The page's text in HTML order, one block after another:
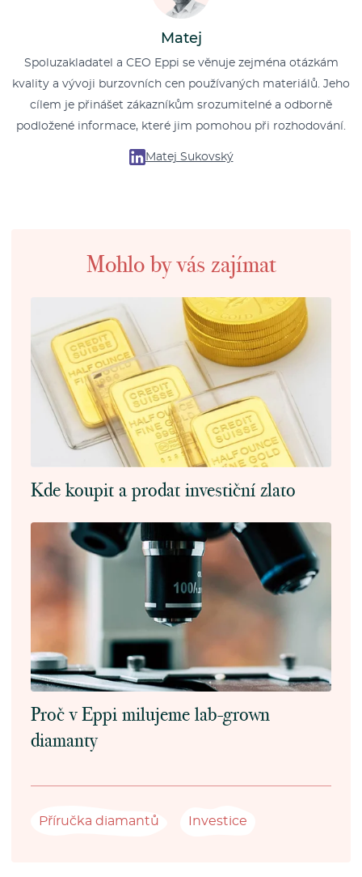
Matej
Spoluzakladatel a CEO Eppi se věnuje zejména otázkám
kvality a vývoji burzovních cen používaných materiálů. Jeho
cílem je přinášet zákazníkům srozumitelné a odborně
podložené informace, které jim pomohou při rozhodování.
Matej Sukovský
Mohlo by vás zajímat
Kde koupit a prodat investiční zlato
Proč v Eppi milujeme lab-grown
diamanty
Příručka diamantů Investice